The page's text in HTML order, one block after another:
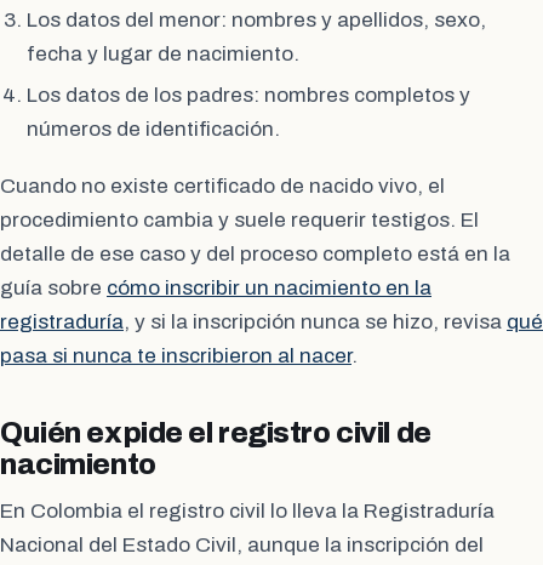
Los datos del menor: nombres y apellidos, sexo,
fecha y lugar de nacimiento.
Los datos de los padres: nombres completos y
números de identificación.
Cuando no existe certificado de nacido vivo, el
procedimiento cambia y suele requerir testigos. El
detalle de ese caso y del proceso completo está en la
guía sobre cómo inscribir un nacimiento en la
registraduría, y si la inscripción nunca se hizo, revisa qué
pasa si nunca te inscribieron al nacer.
Quién expide el registro civil de
nacimiento
En Colombia el registro civil lo lleva la Registraduría
Nacional del Estado Civil, aunque la inscripción del